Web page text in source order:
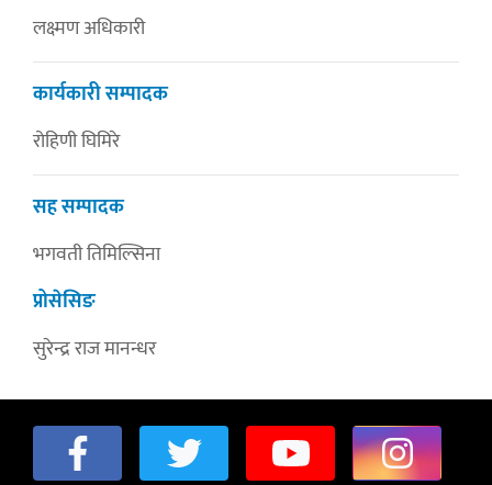
लक्ष्मण अधिकारी
कार्यकारी सम्पादक
रोहिणी घिमिरे
सह सम्पादक
भगवती तिमिल्सिना
प्रोसेसिङ
सुरेन्द्र राज मानन्धर